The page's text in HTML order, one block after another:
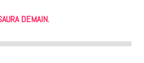
DEMAIN.